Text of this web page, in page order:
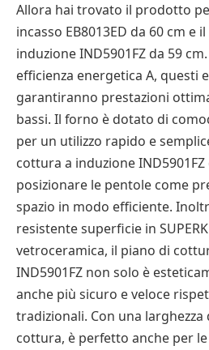
Allora hai trovato il prodotto
incasso EB8013ED da 60 cm e
induzione IND5901FZ da 59
efficienza energetica A, questi
garantiranno prestazioni
bassi. Il forno è dotato di
per un utilizzo rapido e
cottura a induzione
posizionare le pentole come
spazio in modo efficiente.
resistente superficie in
vetroceramica, il piano di
IND5901FZ non solo è
anche più sicuro e veloce
tradizionali. Con una larghezza
cottura, è perfetto anche per